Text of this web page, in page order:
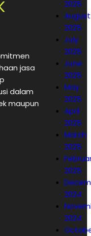
2025
August
2025
July
2025
June
2025
May
2025
April
2025
March
2025
2025
2024
2024
jasa
dalam
maupun